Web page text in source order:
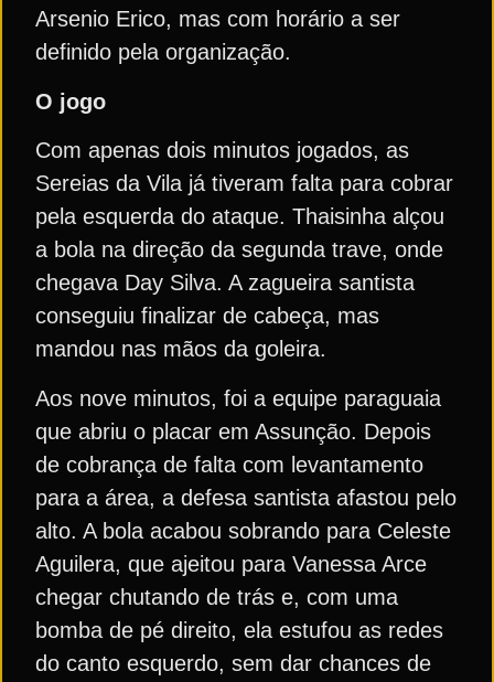
Arsenio Erico, mas com horário a ser
definido pela organização.
O jogo
Com apenas dois minutos jogados, as
Sereias da Vila já tiveram falta para cobrar
pela esquerda do ataque. Thaisinha alçou
a bola na direção da segunda trave, onde
chegava Day Silva. A zagueira santista
conseguiu finalizar de cabeça, mas
mandou nas mãos da goleira.
Aos nove minutos, foi a equipe paraguaia
que abriu o placar em Assunção. Depois
de cobrança de falta com levantamento
para a área, a defesa santista afastou pelo
alto. A bola acabou sobrando para Celeste
Aguilera, que ajeitou para Vanessa Arce
chegar chutando de trás e, com uma
bomba de pé direito, ela estufou as redes
do canto esquerdo, sem dar chances de